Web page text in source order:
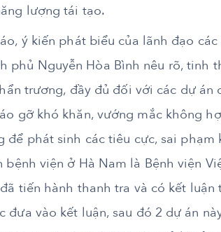
lượng tái tạo.
ý kiến phát biểu của lãnh đạo
phủ Nguyễn Hòa Bình nêu rõ, tinh
trương, đầy đủ đối với các dự án
gỡ khó khăn, vướng mắc không
phát sinh các tiêu cực, sai phạm
viện ở Hà Nam là Bệnh viện
tiến hành thanh tra và có kết luận
đưa vào kết luận, sau đó 2 dự án